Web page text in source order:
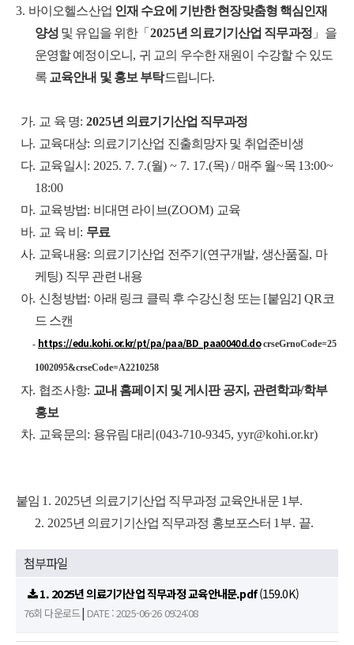
3. 바이오헬스산업 인재 수요에 기반한 현장맞춤형 핵심인재
양성 및 유입을 위한「2025년 의료기기산업 직무과정」 을
운영할 예정이오니 , 귀 교의 우수한 재원이 수강할 수 있도
록 교육안내 및 홍보 부탁드립니다.
가. 교 육 명: 2025년 의료기기산업 직무과정
나. 교육대상: 의료기기산업 진출희망자 및 취업준비생
다. 교육일시 : 2025. 7. 7.(월) ~ 7. 17.(목) / 매주 월~목 13:00~
18:00
마. 교육방법: 비대면 라이브(ZOOM) 교육
바. 교 육 비 : 무료
사. 교육내용: 의료기기산업 전주기(연구개발, 생산품질, 마
케팅) 직무 관련 내용
아. 신청방법: 아래 링크 클릭 후 수강신청 또는 [붙임2] QR 코
드 스캔
- https://edu.kohi.or.kr/pt/pa/paa/BD_paa0040d.docrseGrnoCode=25
1002095&crseCode=A2210258
자. 협조사항: 교내 홈페이지 및 게시판 공지 , 관련학과/학부
홍보
차. 교육문의 : 용유림 대리 (043-710-9345, yyr@kohi.or.kr)
붙임 1. 2025년 의료기기산업 직무과정 교육안내문 1 부.
2. 2025년 의료기기산업 직무과정 홍보포스터 1 부. 끝.
첨부파일
1. 2025년 의료기기산업 직무과정 교육안내문.pdf(159.0K)
76회 다운로드| DATE : 2025-06-26 09:24:08